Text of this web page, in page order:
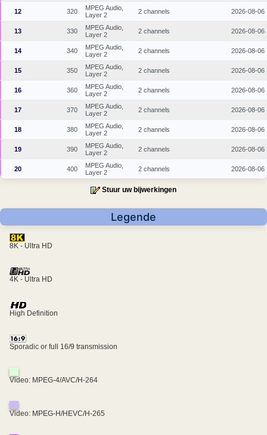
12 320
MPEG Audio,
Layer 2
2 channels 2026-08-06
13 330
MPEG Audio,
Layer 2
2 channels 2026-08-06
14 340
MPEG Audio,
Layer 2
2 channels 2026-08-06
15 350
MPEG Audio,
Layer 2
2 channels 2026-08-06
16 360
MPEG Audio,
Layer 2
2 channels 2026-08-06
17 370
MPEG Audio,
Layer 2
2 channels 2026-08-06
18 380
MPEG Audio,
Layer 2
2 channels 2026-08-06
19 390
MPEG Audio,
Layer 2
2 channels 2026-08-06
20 400
MPEG Audio,
Layer 2
2 channels 2026-08-06
Stuur uw bijwerkingen
Legende
8K - Ultra HD
4K - Ultra HD
High Definition
Sporadic or full 16/9 transmission
Video: MPEG-4/AVC/H-264
Video: MPEG-H/HEVC/H-265